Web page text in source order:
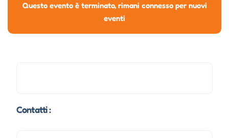
Questo evento è terminato, rimani connesso per nuovi
eventi
Contatti :